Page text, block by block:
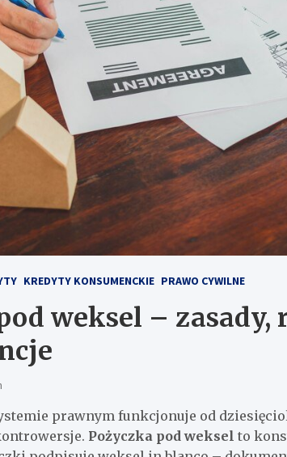
KREDYTY KONSUMENCKIE PRAWO CYWILNE
weksel – zasady,
prawnym funkcjonuje od
Pożyczka pod weksel to